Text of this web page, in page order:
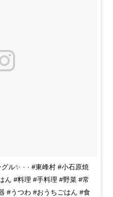
ル✨ · · #東峰村 #小石原焼
ん #料理 #手料理 #野菜 #常
#うつわ #おうちごはん #食